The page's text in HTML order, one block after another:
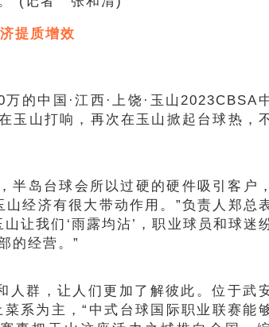
提质增效
的中国·江西·上饶·玉山2023CBSA
玉山打响，再次在玉山掀起台球热，
半岛台球会所以过硬的硬件吸引客户
经济有很大带动作用。”负责人郑总
让我们‘雨露均沾’，职业球员和球迷
的经营。”
人群，让人们更加了解彼此。位于武
系为主，“中式台球国际职业联赛能